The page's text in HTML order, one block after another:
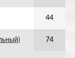
44
74